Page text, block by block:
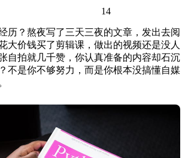
14
历？熬夜写了三天三夜的文章，发出去阅
大价钱买了剪辑课，做出的视频还是没人
自拍就几千赞，你认真准备的内容却石沉
不是你不够努力，而是你根本没搞懂自媒